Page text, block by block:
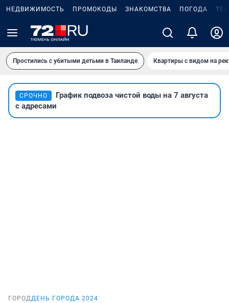
НЕДВИЖИМОСТЬ ПРОМОКОДЫ ЗНАКОМСТВА ПОГОДА
Простились с убитыми детьми в Таиланде Квартиры с видом на
СРОЧНО
График подвоза чистой воды на 7 августа
с адресами
ГОРОДДЕНЬ ГОРОДА 2024